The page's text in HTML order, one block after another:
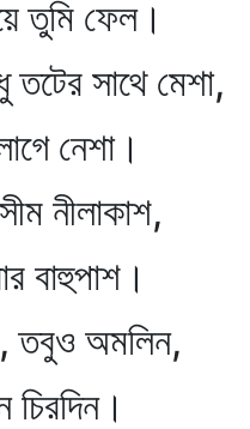
তুমি ফেল।
সাথে মেশা,
নেশা।
নীলাকাশ,
বাহুপাশ।
তবুও অমলিন,